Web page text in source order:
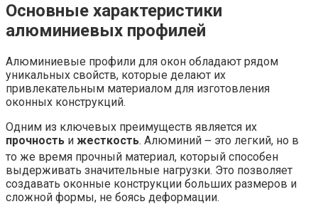
Основные характеристики
алюминиевых профилей
Алюминиевые профили для окон обладают рядом
уникальных свойств, которые делают их
привлекательным материалом для изготовления
оконных конструкций.
Одним из ключевых преимуществ является их
прочность и жесткость. Алюминий ౼ это легкий, но в
то же время прочный материал, который способен
выдерживать значительные нагрузки. Это позволяет
создавать оконные конструкции больших размеров и
сложной формы, не боясь деформации.